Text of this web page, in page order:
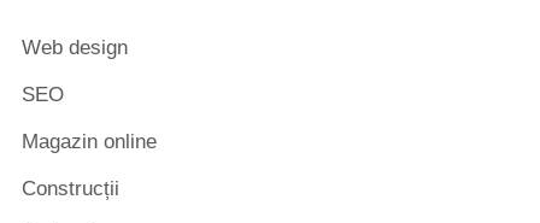
Web design
SEO
Magazin online
Construcții